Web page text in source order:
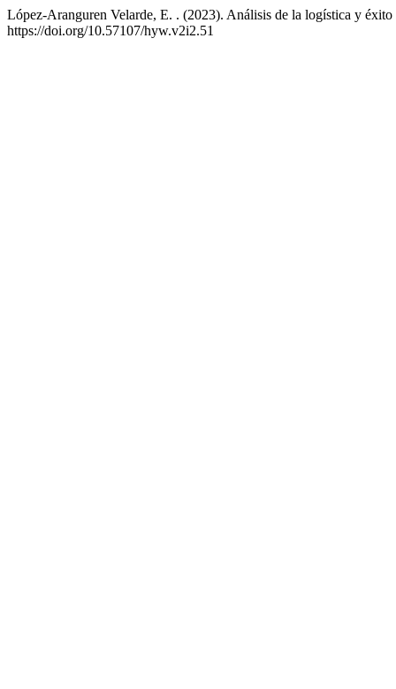
López-Aranguren Velarde, E. . (2023). Análisis de la logística y
https://doi.org/10.57107/hyw.v2i2.51